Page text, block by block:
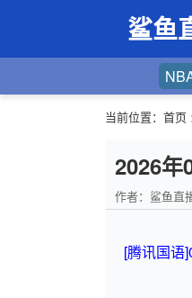
鲨鱼
当前位置： 首页
2026年
作者：鲨鱼直
[腾讯国语